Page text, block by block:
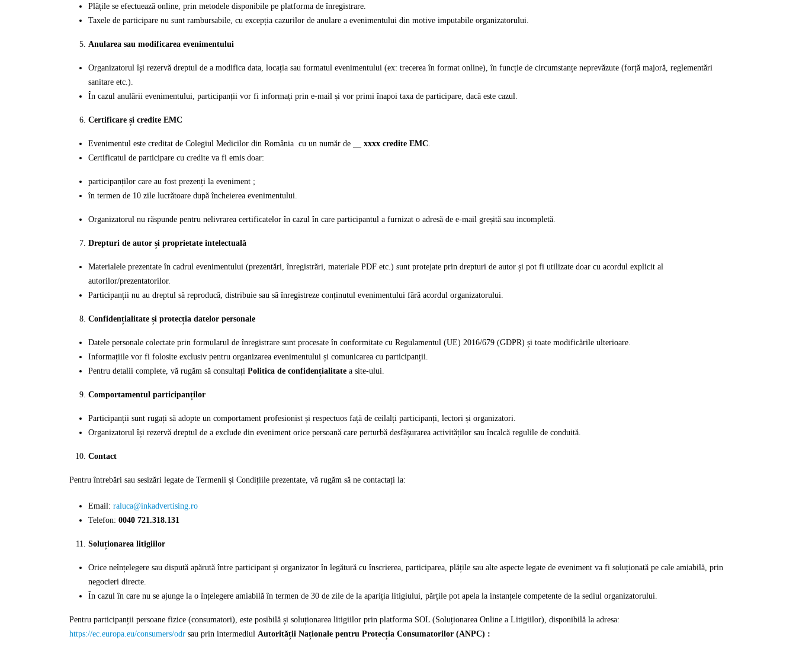
Plățile se efectuează online, prin metodele disponibile pe platforma de înregistrare.
Taxele de participare nu sunt rambursabile, cu excepția cazurilor de anulare a evenimentului din motive imputabile organizatorului.
Anularea sau modificarea evenimentului
Organizatorul își rezervă dreptul de a modifica data, locația sau formatul evenimentului (ex: trecerea în format online), în funcție de circumstanțe neprevăzute (forță majoră, reglementări
sanitare etc.).
În cazul anulării evenimentului, participanții vor fi informați prin e-mail și vor primi înapoi taxa de participare, dacă este cazul.
Certificare și credite EMC
Evenimentul este creditat de Colegiul Medicilor din România cu un număr de __ xxxx credite EMC.
Certificatul de participare cu credite va fi emis doar:
participanților care au fost prezenți la eveniment ;
în termen de 10 zile lucrătoare după încheierea evenimentului.
Organizatorul nu răspunde pentru nelivrarea certificatelor în cazul în care participantul a furnizat o adresă de e-mail greșită sau incompletă.
Drepturi de autor și proprietate intelectuală
Materialele prezentate în cadrul evenimentului (prezentări, înregistrări, materiale PDF etc.) sunt protejate prin drepturi de autor și pot fi utilizate doar cu acordul explicit al
autorilor/prezentatorilor.
Participanții nu au dreptul să reproducă, distribuie sau să înregistreze conținutul evenimentului fără acordul organizatorului.
Confidențialitate și protecția datelor personale
Datele personale colectate prin formularul de înregistrare sunt procesate în conformitate cu Regulamentul (UE) 2016/679 (GDPR) și toate modificările ulterioare.
Informațiile vor fi folosite exclusiv pentru organizarea evenimentului și comunicarea cu participanții.
Pentru detalii complete, vă rugăm să consultați Politica de confidențialitate a site-ului.
Comportamentul participanților
Participanții sunt rugați să adopte un comportament profesionist și respectuos față de ceilalți participanți, lectori și organizatori.
Organizatorul își rezervă dreptul de a exclude din eveniment orice persoană care perturbă desfășurarea activităților sau încalcă regulile de conduită.
Contact
Pentru întrebări sau sesizări legate de Termenii și Condițiile prezentate, vă rugăm să ne contactați la:
Email: raluca@inkadvertising.ro
Telefon: 0040 721.318.131
Soluționarea litigiilor
Orice neînțelegere sau dispută apărută între participant și organizator în legătură cu înscrierea, participarea, plățile sau alte aspecte legate de eveniment va fi soluționată pe cale amiabilă, prin
negocieri directe.
În cazul în care nu se ajunge la o înțelegere amiabilă în termen de 30 de zile de la apariția litigiului, părțile pot apela la instanțele competente de la sediul organizatorului.
Pentru participanții persoane fizice (consumatori), este posibilă și soluționarea litigiilor prin platforma SOL (Soluționarea Online a Litigiilor), disponibilă la adresa:
https://ec.europa.eu/consumers/odr sau prin intermediul Autorității Naționale pentru Protecția Consumatorilor (ANPC) :